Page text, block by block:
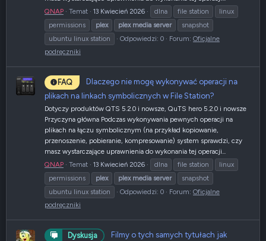
QNAP
Temat 13 Kwiecień 2026 dlna file station
linux
permissions
plex plex media server
snapshot
ubuntu linux station
Odpowiedzi: 0 Forum: Oficjalne
podręczniki
FAQ
Dlaczego nie mogę wykonywać operacji na
plikach na linkach symbolicznych w File Station?
Dotyczy produktów QTS 5.2.0 i nowsze, QuTS hero 5.2.0 i nowsze
Przyczyna główna Podczas wykonywania pewnych operacji na
plikach na łączu symbolicznym (na przykład kopiowanie,
przenoszenie, pobieranie, kompresowanie) system sprawdzi, czy
masz wystarczające uprawnienia do wykonania tej operacji...
QNAP
Temat 13 Kwiecień 2026 dlna file station
linux
permissions
plex plex media server
snapshot
ubuntu linux station
Odpowiedzi: 0 Forum: Oficjalne
podręczniki
Dyskusja
Filmy o tych samych tytułach jak